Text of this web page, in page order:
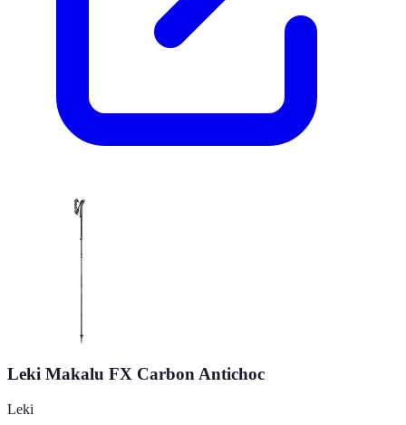
Leki Makalu FX Carbon Antichoc
Leki